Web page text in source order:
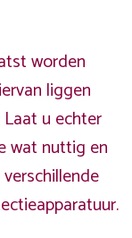
worden
liggen
u echter
wat nuttig en